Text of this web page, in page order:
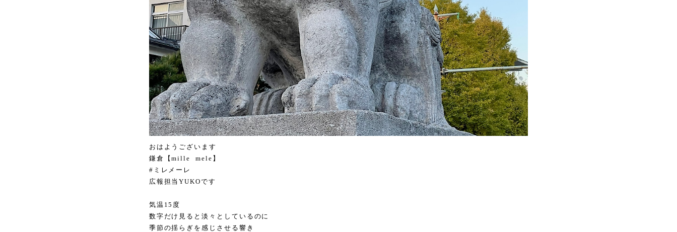
おはようございます
鎌倉【mille mele】
#ミレメーレ
広報担当YUKOです
気温15度
数字だけ見ると淡々としているのに
季節の揺らぎを感じさせる響き